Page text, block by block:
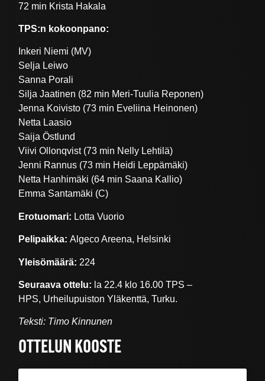
72 min Krista Hakala
TPS:n kokoonpano:
Inkeri Niemi (MV)
Selja Leiwo
Sanna Porali
Silja Jaatinen (82 min Meri-Tuulia Reponen)
Jenna Koivisto (73 min Eveliina Heinonen)
Netta Laasio
Saija Östlund
Viivi Ollonqvist (73 min Nelly Lehtilä)
Jenni Rannus (73 min Heidi Leppämäki)
Netta Hanhimäki (64 min Saana Kallio)
Emma Santamäki (C)
Erotuomari: Lotta Vuorio
Pelipaikka:Algeco Areena, Helsinki
Yleisömäärä: 224
Seuraava ottelu: la 22.4 klo 16.00 TPS –
HPS, Urheilupuiston Yläkenttä, Turku.
Teksti: Timo Kinnunen
OTTELUN KOOSTE